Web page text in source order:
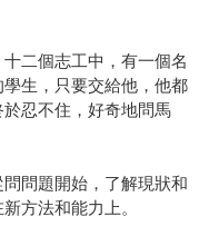
二個志工中，有一個名
生，只要交給他，他都
忍不住，好奇地問馬
問題開始，了解現狀和
方法和能力上。